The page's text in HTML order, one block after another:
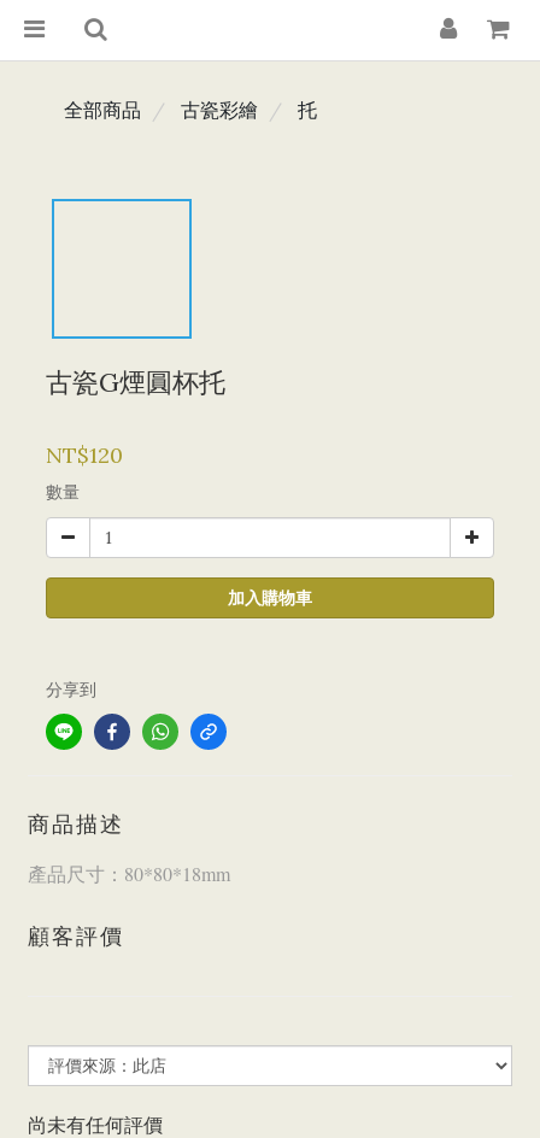
全部商品 古瓷彩繪 托
古瓷G煙圓杯托
NT$120
數量
加入購物車
分享到
商品描述
產品尺寸：80*80*18mm
顧客評價
尚未有任何評價